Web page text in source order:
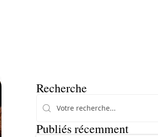
Recherche
Publiés récemment